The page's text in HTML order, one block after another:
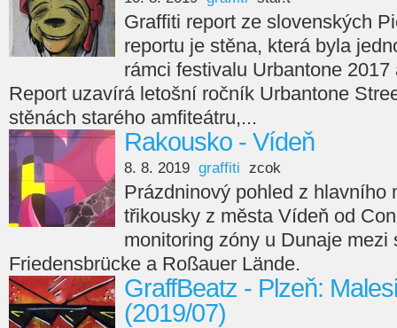
Graffiti report ze slovenských
reportu je stěna, která byla
rámci festivalu Urbantone
Report uzavírá letošní ročník Urbantone
stěnách starého amfiteátru,...
Rakousko - Vídeň
8. 8. 2019 graffiti zcok
Prázdninový pohled z hlavního
třikousky z města Vídeň od
monitoring zóny u Dunaje mezi
Friedensbrücke a Roßauer Lände.
GraffBeatz - Plzeň:
(2019/07)